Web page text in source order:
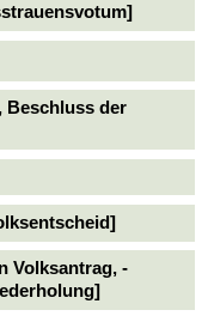
Beschluss der
Volksantrag, -